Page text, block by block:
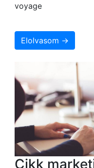
voyage
Elolvasom →
Cikk